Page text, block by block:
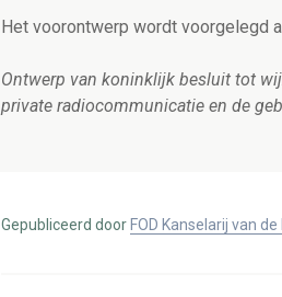
Het voorontwerp wordt voorgelegd
Ontwerp van koninklijk besluit tot
private radiocommunicatie en de
Gepubliceerd door FOD Kanselarij van